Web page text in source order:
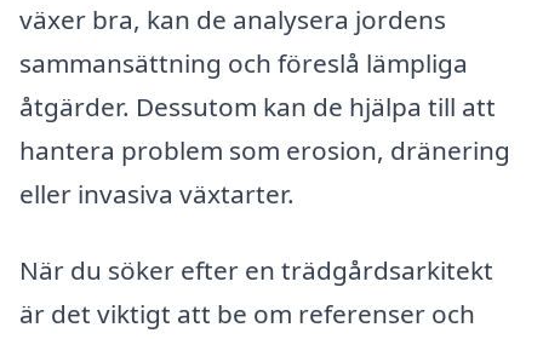
växer bra, kan de analysera jordens
sammansättning och föreslå lämpliga
åtgärder. Dessutom kan de hjälpa till att
hantera problem som erosion, dränering
eller invasiva växtarter.
När du söker efter en trädgårdsarkitekt
är det viktigt att be om referenser och